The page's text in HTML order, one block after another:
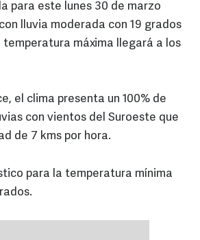
para este lunes 30 de marzo
lluvia moderada con 19 grados
temperatura máxima llegará a los
el clima presenta un 100% de
con vientos del Suroeste que
de 7 kms por hora.
para la temperatura mínima